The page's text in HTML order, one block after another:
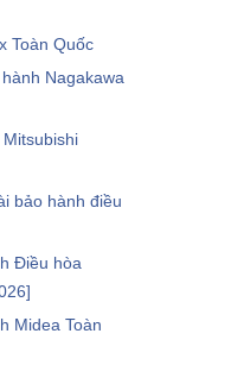
Toàn Quốc
Nagakawa
bảo hành điều
Điều hòa
Midea Toàn